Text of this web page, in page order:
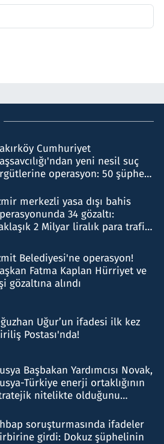
Cumhuriyet
yeni nesil suç
operasyon: 50 şüpheli
merkezli yasa dışı bahis
34 gözaltı:
2 Milyar liralık para trafiği
Belediyesi'ne operasyon!
Fatma Kaplan Hürriyet ve
gözaltına alındı
Uğur’un ifadesi ilk kez
Postası'nda!
Başbakan Yardımcısı Novak,
Türkiye enerji ortaklığının
nitelikte olduğunu
soruşturmasında ifadeler
girdi: Dokuz şüphelinin